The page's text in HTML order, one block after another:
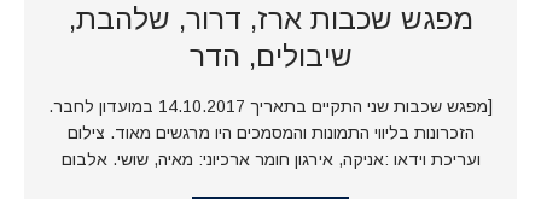
מפגש שכבות ארז, דרור, שלהבת,
שיבולים, הדר
[מפגש שכבות שני התקיים בתאריך 14.10.2017 במועדון לחבר.
הזכרונות בליווי התמונות והמסמכים היו מרגשים מאוד. צילום
ועריכת וידאו :אניקה, אירגון חומר ארכיוני: מאיה, שושי. אלבום